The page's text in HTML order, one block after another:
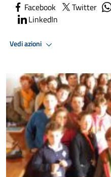
Facebook Twitter
LinkedIn
Vedi azioni